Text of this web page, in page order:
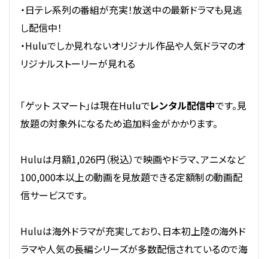
・日テレ系列の番組が充実！放送中の最新ドラマも見逃
し配信中！
・Huluでしか見れないオリジナル作品や人気ドラマのオ
リジナルストーリーが見れる
「ゲット スマート」は現在Huluでレンタル配信中です。見
放題の対象外になるため追加料金がかかります。
Huluは月額1,026円（税込）で映画やドラマ、アニメなど
100,000本以上の動画を見放題できる定額制の動画配
信サービスです。
Huluは海外ドラマが充実しており、日本初上陸の海外ド
ラマや人気の長編シリーズが多数配信されているので海